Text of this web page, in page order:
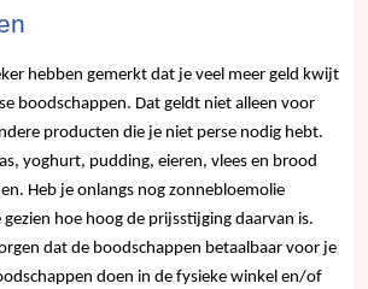
hebben gemerkt dat je veel meer geld kwijt
boodschappen. Dat geldt niet alleen voor
producten die je niet perse nodig hebt.
yoghurt, pudding, eieren, vlees en brood
Heb je onlangs nog zonnebloemolie
hoe hoog de prijsstijging daarvan is.
dat de boodschappen betaalbaar voor je
doen in de fysieke winkel en/of